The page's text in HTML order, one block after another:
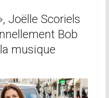
Joëlle Scoriels
Bob
musique